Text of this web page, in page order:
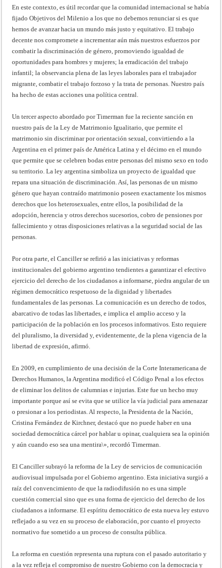
En este contexto, es útil recordar que la comunidad internacional se había
fijado Objetivos del Milenio a los que no debemos renunciar si es que
hemos de avanzar hacia un mundo más justo y equitativo. El trabajo
decente nos compromete a incrementar aún más nuestros esfuerzos por
combatir la discriminación de género, promoviendo igualdad de
oportunidades para hombres y mujeres; la erradicación del trabajo
infantil; la observancia plena de las leyes laborales para el trabajador
migrante, combatir el trabajo forzoso y la trata de personas. Nuestro país
ha hecho de estas acciones una política central.
Un tercer aspecto abordado por Timerman fue la reciente sanción en
nuestro país de la Ley de Matrimonio Igualitario, que permite el
matrimonio sin discriminar por orientación sexual, convirtiendo a la
Argentina en el primer país de América Latina y el décimo en el mundo
que permite que se celebren bodas entre personas del mismo sexo en todo
su territorio. La ley argentina simboliza un proyecto de igualdad que
repara una situación de discriminación. Así, las personas de un mismo
género que hayan contraído matrimonio poseen exactamente los mismos
derechos que los heterosexuales, entre ellos, la posibilidad de la
adopción, herencia y otros derechos sucesorios, cobro de pensiones por
fallecimiento y otras disposiciones relativas a la seguridad social de las
personas.
Por otra parte, el Canciller se refirió a las iniciativas y reformas
institucionales del gobierno argentino tendientes a garantizar el efectivo
ejercicio del derecho de los ciudadanos a informarse, piedra angular de un
régimen democrático respetuoso de la dignidad y libertades
fundamentales de las personas. La comunicación es un derecho de todos,
abarcativo de todas las libertades, e implica el amplio acceso y la
participación de la población en los procesos informativos. Esto requiere
del pluralismo, la diversidad y, evidentemente, de la plena vigencia de la
libertad de expresión, afirmó.
En 2009, en cumplimiento de una decisión de la Corte Interamericana de
Derechos Humanos, la Argentina modificó el Código Penal a los efectos
de eliminar los delitos de calumnias e injurias. Este fue un hecho muy
importante porque así se evita que se utilice la vía judicial para amenazar
o presionar a los periodistas. Al respecto, la Presidenta de la Nación,
Cristina Fernández de Kirchner, destacó que no puede haber en una
sociedad democrática cárcel por hablar u opinar, cualquiera sea la opinión
y aún cuando eso sea una mentira\», recordó Timerman.
El Canciller subrayó la reforma de la Ley de servicios de comunicación
audiovisual impulsada por el Gobierno argentino. Esta iniciativa surgió a
raíz del convencimiento de que la radiodifusión no es una simple
cuestión comercial sino que es una forma de ejercicio del derecho de los
ciudadanos a informarse. El espíritu democrático de esta nueva ley estuvo
reflejado a su vez en su proceso de elaboración, por cuanto el proyecto
normativo fue sometido a un proceso de consulta pública.
La reforma en cuestión representa una ruptura con el pasado autoritario y
a la vez refleja el compromiso de nuestro Gobierno con la democracia y